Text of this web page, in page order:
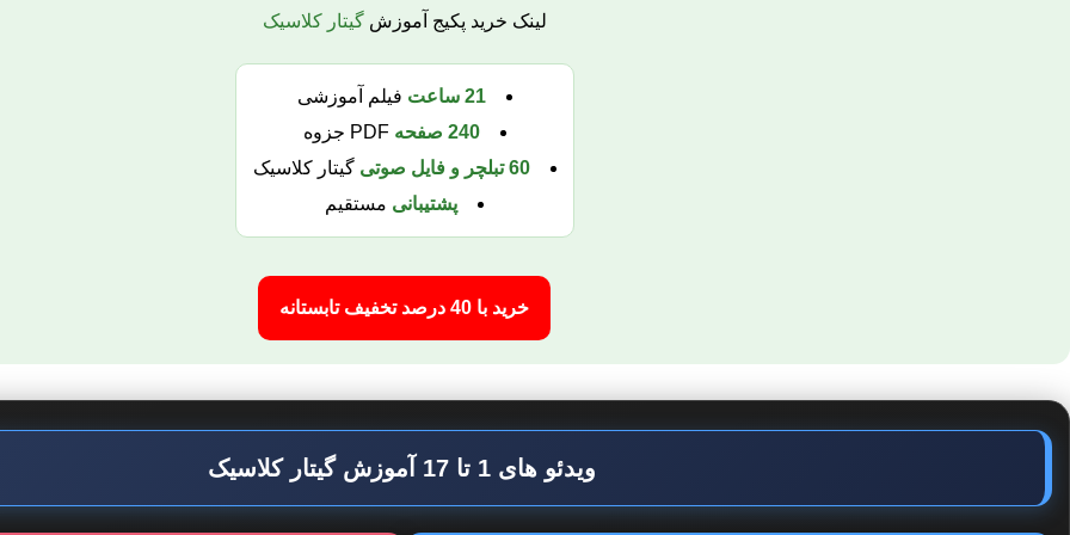
لینک خرید پکیج آموزشگیتار کلاسیک
21 ساعت
فیلم آموزشی
240 صفحه
PDF جزوه
60 تبلچر
و فایل صوتی گیتار کلاسیک
پشتیبانی مستقیم
خرید با 40 درصد تخفیف تابستانه
ویدئو های 1 تا 17 آموزش گیتار کلاسیک